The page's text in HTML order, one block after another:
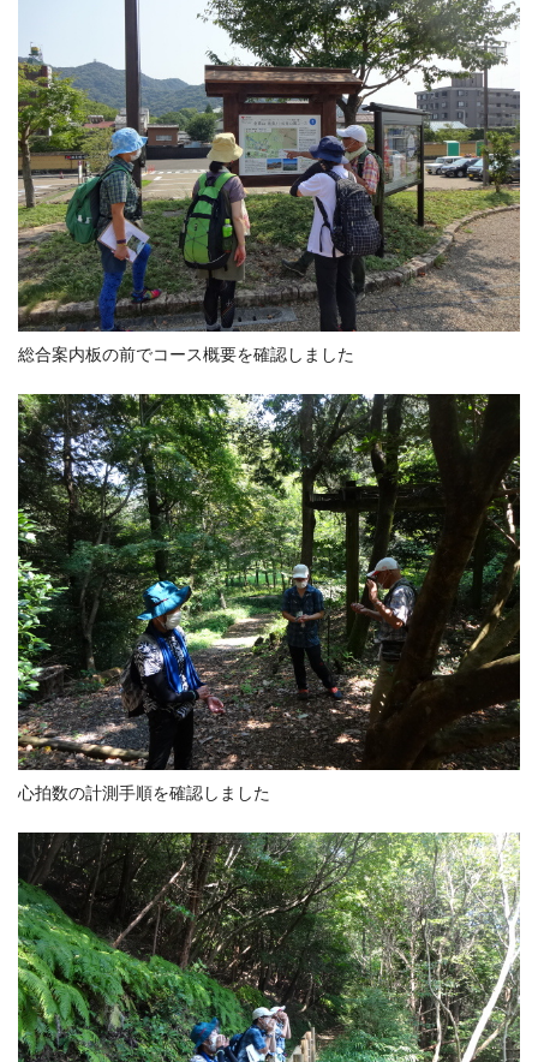
総合案内板の前でコース概要を確認しました
心拍数の計測手順を確認しました